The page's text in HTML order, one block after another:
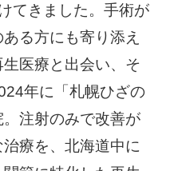
てきました。手術が
る方にも寄り添え
医療と出会い、そ
年に「札幌ひざの
注射のみで改善が
療を、北海道中に